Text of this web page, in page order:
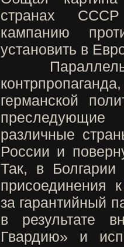
странах СССР
кампанию
установить в
германской
различные
России и
Так, в Болгарии
присоединения
за гарантийный
в результате
Гвардию» и